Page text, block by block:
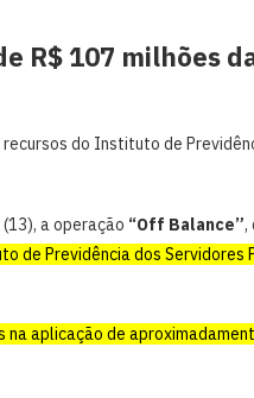
R$ 107 milhões
do Instituto de
a operação “Off Balance”,
de Previdência dos Servidores
na aplicação de